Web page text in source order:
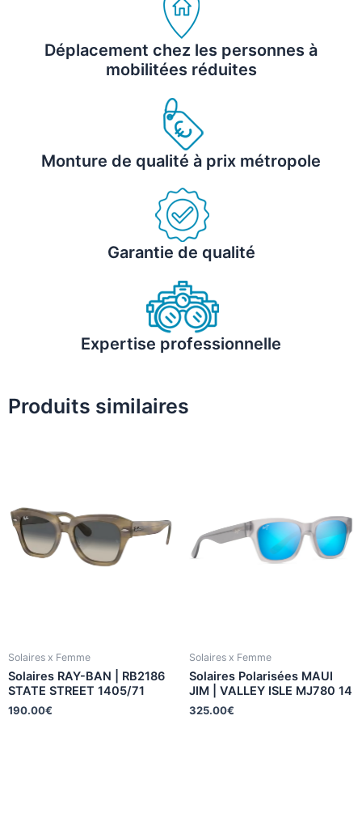
Déplacement chez les personnes à
mobilitées réduites
Monture de qualité à prix métropole
Garantie de qualité
Expertise professionnelle
Produits similaires
Solaires x Femme
Solaires RAY-BAN | RB2186
STATE STREET 1405/71
190.00€
Solaires x Femme
Solaires Polarisées MAUI
JIM | VALLEY ISLE MJ780 14
325.00€